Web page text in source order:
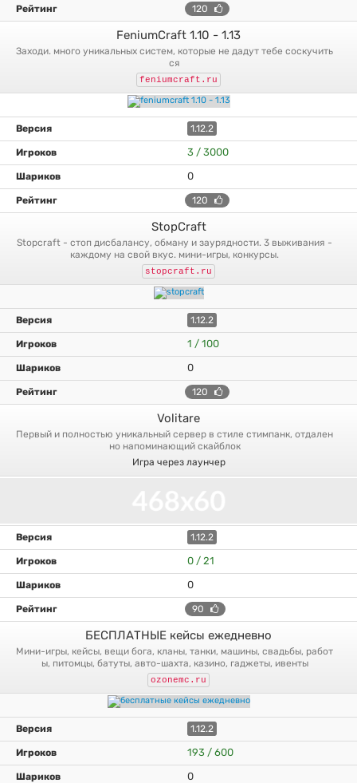
120
FeniumCraft 1.10 - 1.13
заходи. много уникальных систем, которые не дадут тебе соскучить
ся
feniumcraft.ru
1.12.2
3 / 3000
0
120
StopCraft
stopcraft - стоп дисбалансу, обману и заурядности. 3 выживания -
каждому на свой вкус. мини-игры, конкурсы.
stopcraft.ru
1.12.2
1 / 100
0
120
Volitare
первый и полностью уникальный сервер в стиле стимпанк, отдален
но напоминающий скайблок
Игра через лаунчер
1.12.2
0 / 21
0
90
БЕСПЛАТНЫЕ кейсы ежедневно
мини-игры, кейсы, вещи бога, кланы, танки, машины, свадьбы, работ
ы, питомцы, батуты, авто-шахта, казино, гаджеты, ивенты
ozonemc.ru
1.12.2
193 / 600
0